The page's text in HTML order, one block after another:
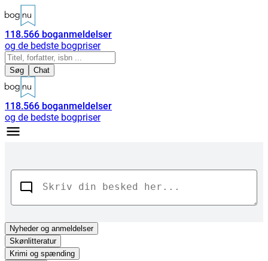
118.566 boganmeldelser
og de bedste bogpriser
Søg Chat
118.566 boganmeldelser
og de bedste bogpriser
Nyhederog anmeldelser
Skønlitteratur
Krimi og spænding